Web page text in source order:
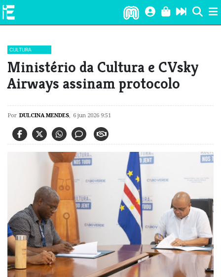
CULTURA
​Ministério da Cultura e CVsky
Airways assinam protocolo
Por DULCINA MENDES, 6 jun 2026 9:51